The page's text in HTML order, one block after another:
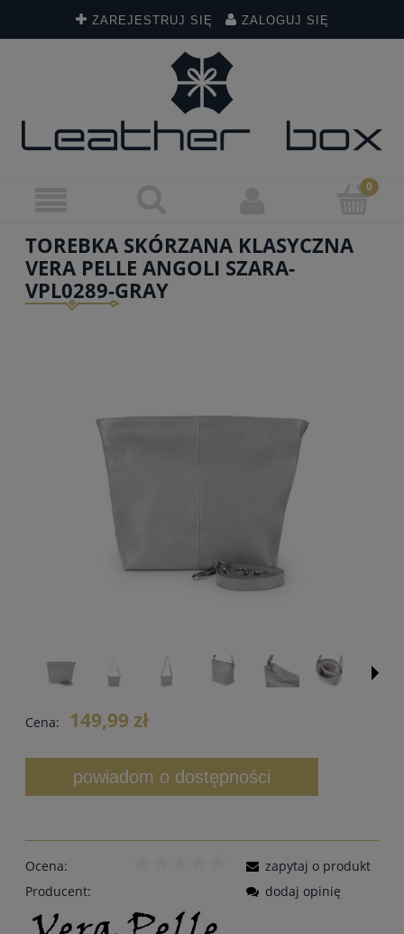
ZAREJESTRUJ SIĘ ZALOGUJ SIĘ
TOREBKA SKÓRZANA KLASYCZNA
VERA PELLE ANGOLI SZARA-
VPL0289-GRAY
Cena: 149,99 zł
powiadom o dostępności
Ocena:
Producent:
zapytaj o produkt
dodaj opinię